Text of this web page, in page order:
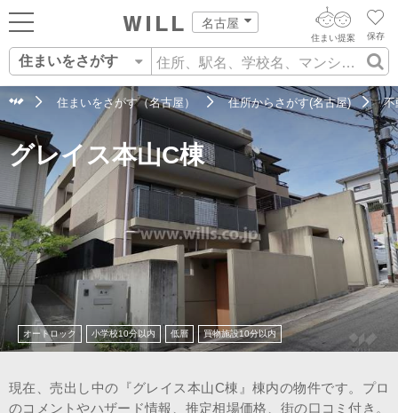
名古屋
ログイン
新規会員登録
住まいをさがす
住まいを売る
住まいをつくる
町を知る
保存
住まい提案
住まいをさがす
住まいをさがす
自宅の相場をみる
住まい事例をさが
す
街・施設をさがす
営業所をさがす
スタッフをさがす
AIウィルくんの提案
AI住まい提案を受ける
AI査定・チャット相談する
不動産エージェントの提案
価格査定を依頼する
相場データを依頼する
オートロック 小学校10分以内 低層 買物施設10分以内
住まいをさがす（名古屋） 住所からさがす(名古屋) 不
グレイス本山C棟
現在、売出し中の『グレイス本山C棟』棟内の物件です。プロ
のコメントやハザード情報、推定相場価格、街の口コミ付き。